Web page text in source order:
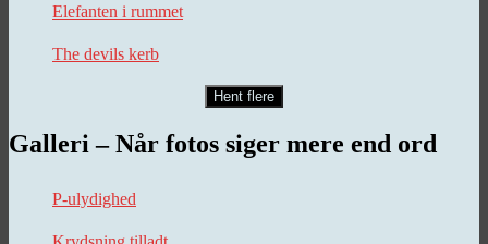
Elefanten i rummet
The devils kerb
Hent flere
Galleri – Når fotos siger mere end ord
P-ulydighed